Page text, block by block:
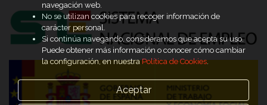
navegación web.
No se utilizan cookies para recoger información de
carácter personal.
Si continúa navegando, consideramos que acepta su uso.
Puede obtener más información o conocer cómo cambiar
la configuración, en nuestraPolítica de Cookies.
Aceptar